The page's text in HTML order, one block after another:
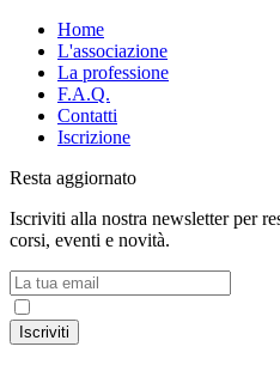
Home
L'associazione
La professione
F.A.Q.
Contatti
Iscrizione
Resta aggiornato
Iscriviti alla nostra newsletter per
corsi, eventi e novità.
Iscriviti